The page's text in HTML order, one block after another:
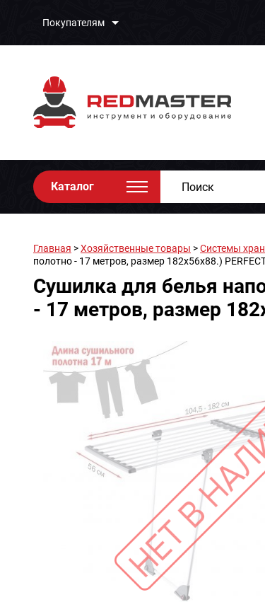
Покупателям
Каталог
Главная >Хозяйственные товары >Системы
полотно - 17 метров, размер 182х56х88.)
Сушилка для белья
- 17 метров, размер